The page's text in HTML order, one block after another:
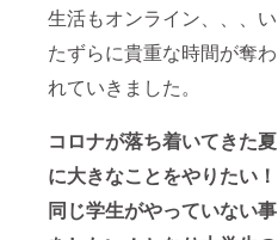
生活もオンライン、、、い
たずらに貴重な時間が奪わ
れていきました。
コロナが落ち着いてきた夏
に大きなことをやりたい！
同じ学生がやっていない事